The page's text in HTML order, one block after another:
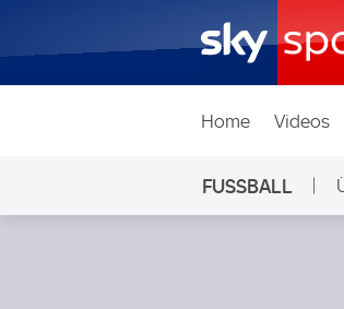
Home Videos
FUSSBALL